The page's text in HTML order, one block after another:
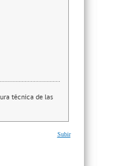
técnica de las
Subir